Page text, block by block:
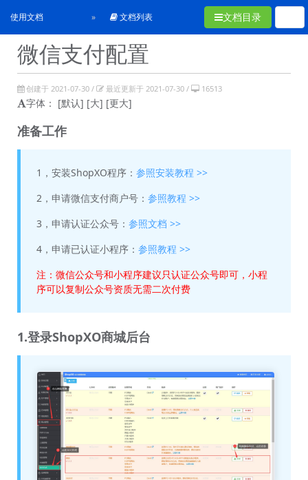
使用文档 文档列表 文档目录
微信支付配置
创建于 2021-07-30 / 最近更新于 2021-07-30 / 16513
字体： [默认] [大] [更大]
准备工作
1，安装ShopXO程序：参照安装教程 >>
2，申请微信支付商户号：参照教程 >>
3，申请认证公众号：参照文档 >>
4，申请已认证小程序：参照教程 >>
注：微信公众号和小程序建议只认证公众号即可，小程
序可以复制公众号资质无需二次付费
1.登录ShopXO商城后台